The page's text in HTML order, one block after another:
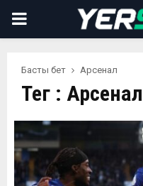
PRIMARY
Басты бет Арсенал
Тег : Арсенал